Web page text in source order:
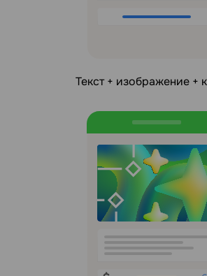
Текст + изображение +